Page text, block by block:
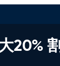
20%